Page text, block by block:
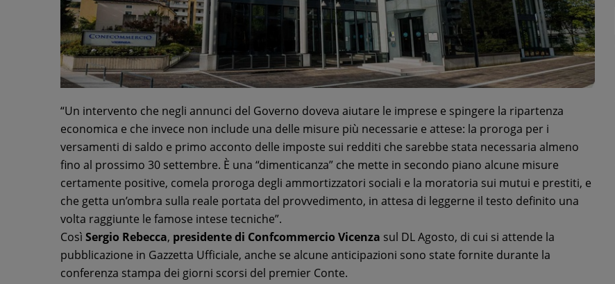
“Un intervento che negli annunci del Governo doveva aiutare le imprese e spingere la ripartenza
economica e che invece non include una delle misure più necessarie e attese: la proroga per i
versamenti di saldo e primo acconto delle imposte sui redditi che sarebbe stata necessaria almeno
fino al prossimo 30 settembre. È una “dimenticanza” che mette in secondo piano alcune misure
certamente positive, comela proroga degli ammortizzatori sociali e la moratoria sui mutui e prestiti, e
che getta un’ombra sulla reale portata del provvedimento, in attesa di leggerne il testo definito una
volta raggiunte le famose intese tecniche”.
Così Sergio Rebecca, presidente di Confcommercio Vicenza sul DL Agosto, di cui si attende la
pubblicazione in Gazzetta Ufficiale, anche se alcune anticipazioni sono state fornite durante la
conferenza stampa dei giorni scorsi del premier Conte.